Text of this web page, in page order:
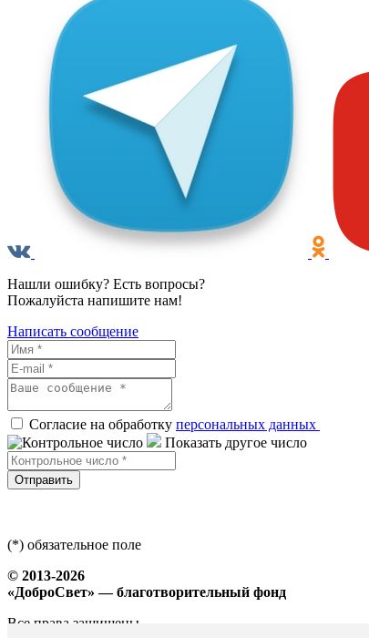
Нашли ошибку? Есть вопросы?
Пожалуйста напишите нам!
Написать сообщение
Согласие на обработку персональных данных
Показать другое число
Отправить
(*) обязательное поле
© 2013-2026
«ДоброСвет» — благотворительный фонд
Все права защищены